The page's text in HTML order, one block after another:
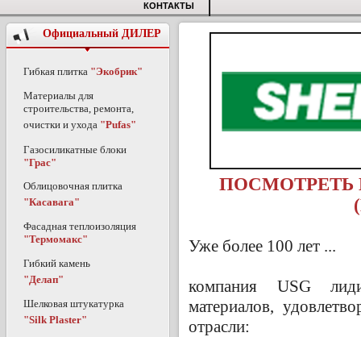
КОНТАКТЫ
Официальный ДИЛЕР
Гибкая плитка "Экобрик"
Материалы для
строительства, ремонта,
очистки и ухода "Pufas"
Газосиликатные блоки
"Грас"
Облицовочная плитка
"Касавага"
Фасадная теплоизоляция
"Термомакс"
Гибкий камень
"Делап"
Шелковая штукатурка
"Silk Plaster"
ПОСМОТРЕТЬ
Уже более 100 лет ...
компания USG
материалов,
отрасли: